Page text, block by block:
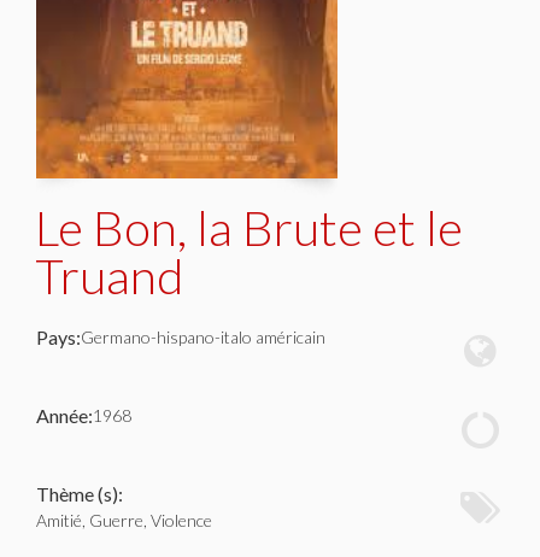
Le Bon, la Brute et le
Truand
Pays:Germano-hispano-italo américain
Année:1968
Thème (s):
Amitié, Guerre, Violence